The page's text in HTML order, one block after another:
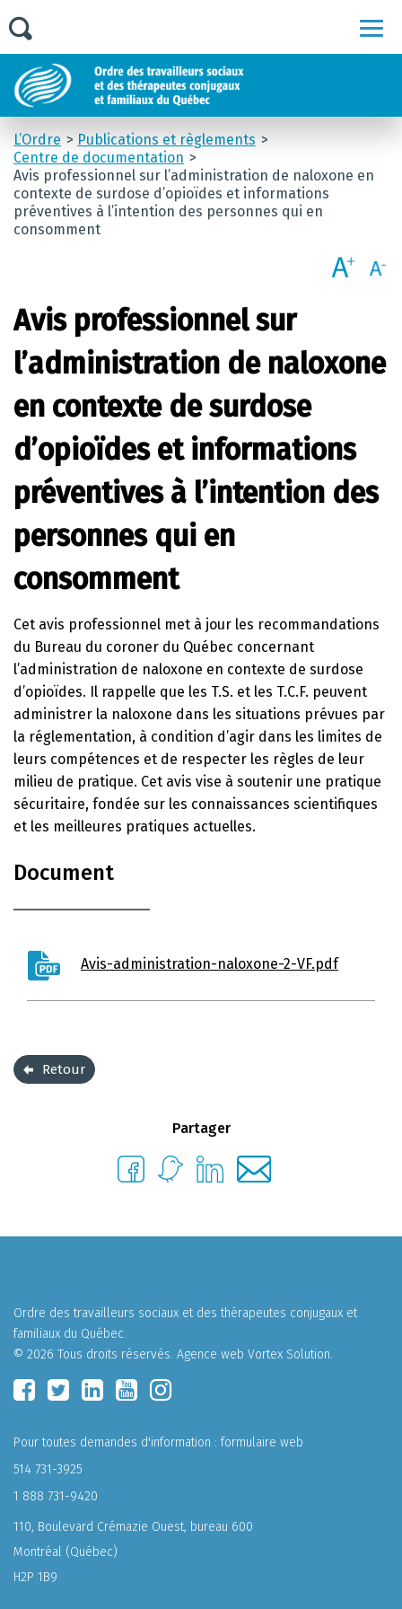
L’Ordre
Publications et règlements
Centre de documentation
Avis professionnel sur l’administration de naloxone en
contexte de surdose d’opioïdes et informations
préventives à l’intention des personnes qui en
consomment
Avis professionnel sur
l’administration de naloxone
en contexte de surdose
d’opioïdes et informations
préventives à l’intention des
personnes qui en
consomment
Cet avis professionnel met à jour les recommandations
du Bureau du coroner du Québec concernant
l’administration de naloxone en contexte de surdose
d’opioïdes. Il rappelle que les T.S. et les T.C.F. peuvent
administrer la naloxone dans les situations prévues par
la réglementation, à condition d’agir dans les limites de
leurs compétences et de respecter les règles de leur
milieu de pratique. Cet avis vise à soutenir une pratique
sécuritaire, fondée sur les connaissances scientifiques
et les meilleures pratiques actuelles.
Document
Avis-administration-naloxone-2-VF.pdf
Retour
Partager
Ordre des travailleurs sociaux et des thérapeutes conjugaux et
familiaux du Québec.
© 2026 Tous droits réservés. Agence web Vortex Solution.
Pour toutes demandes d'information :formulaire web
514 731-3925
1 888 731-9420
110, Boulevard Crémazie Ouest, bureau 600
Montréal (Québec)
H2P 1B9